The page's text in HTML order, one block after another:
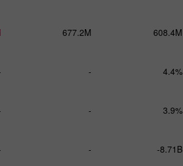
677.2M 608.4M
- 4.4%
- 3.9%
- -8.71B